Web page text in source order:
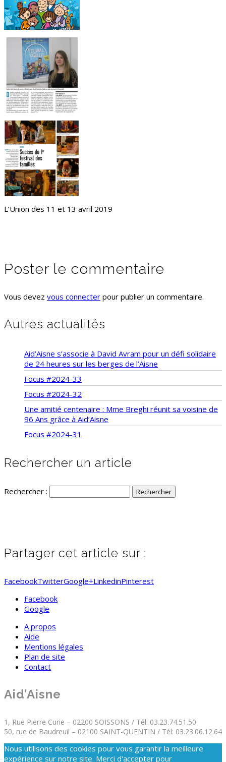
L’Union des 11 et 13 avril 2019
Poster le commentaire
Vous devez vous connecter pour publier un commentaire.
Autres actualités
Aid’Aisne s’associe à David Avram pour un défi solidaire
de 24 heures sur les berges de l’Aisne
Focus #2024-33
Focus #2024-32
Une amitié centenaire : Mme Breghi réunit sa voisine de
96 Ans grâce à Aid’Aisne
Focus #2024-31
Rechercher un article
Rechercher :
Partager cet article sur :
FacebookTwitterGoogle+LinkedinPinterest
Facebook
Google
A propos
Aide
Mentions légales
Plan de site
Contact
Aid’Aisne
1, Rue Pierre Curie – 02200 SOISSONS / Tél: 03.23.74.51.50
50, rue de Baudreuil – 02100 SAINT-QUENTIN / Tél: 03.23.06.12.64
Nous utilisons des cookies pour vous garantir la meilleure
expérience sur notre site. Merci d'accepter pour